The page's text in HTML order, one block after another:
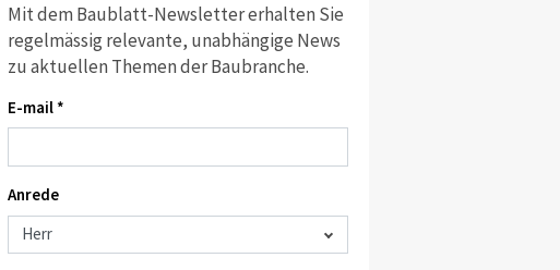
Mit dem Baublatt-Newsletter erhalten Sie
regelmässig relevante, unabhängige News
zu aktuellen Themen der Baubranche.
E-mail *
Anrede